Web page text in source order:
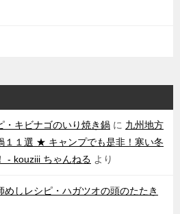
・キビナゴのいり焼き鍋 に 九州地方
１１選 ★ キャンプでも是非！寒い冬
- kouziii ちゃんねる より
しレシピ・ハガツオの頭のたたき